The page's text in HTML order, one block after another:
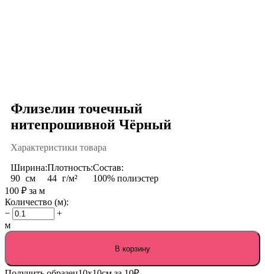
Флизелин точечный
нитепрошивной Чёрный
Характеристики товара
Ширина:
90 см
Плотность:
44 г/м²
Состав:
100% полиэстер
100 ₽ за м
Количество (м):
−
+
м
В корзину